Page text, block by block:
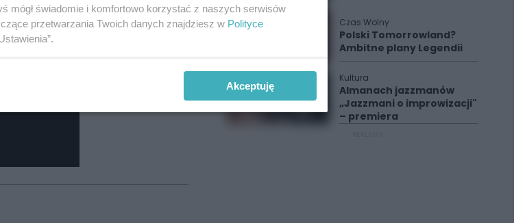
Czas Wolny
Polski Tomorrowland?
Ambitne plany Legendii
Kultura
Almanach jazzmanów
„Jazzmani o improwizacji"
– premiera
mógł świadomie i komfortowo korzystać z naszych serwisów
przetwarzania Twoich danych znajdziesz w Polityce
Akceptuję